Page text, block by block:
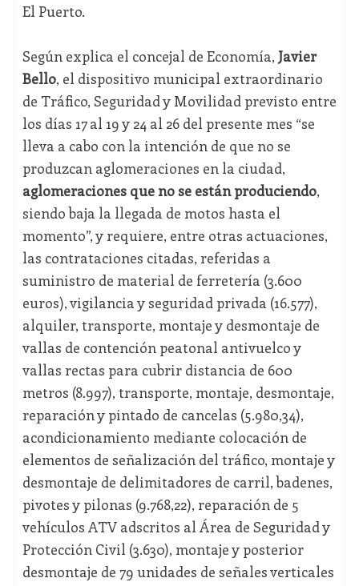
El Puerto.
Según explica el concejal de Economía, Javier
Bello, el dispositivo municipal extraordinario
de Tráfico, Seguridad y Movilidad previsto entre
los días 17 al 19 y 24 al 26 del presente mes “se
lleva a cabo con la intención de que no se
produzcan aglomeraciones en la ciudad,
aglomeraciones que no se están produciendo,
siendo baja la llegada de motos hasta el
momento”, y requiere, entre otras actuaciones,
las contrataciones citadas, referidas a
suministro de material de ferretería (3.600
euros), vigilancia y seguridad privada (16.577),
alquiler, transporte, montaje y desmontaje de
vallas de contención peatonal antivuelco y
vallas rectas para cubrir distancia de 600
metros (8.997), transporte, montaje, desmontaje,
reparación y pintado de cancelas (5.980,34),
acondicionamiento mediante colocación de
elementos de señalización del tráfico, montaje y
desmontaje de delimitadores de carril, badenes,
pivotes y pilonas (9.768,22), reparación de 5
vehículos ATV adscritos al Área de Seguridad y
Protección Civil (3.630), montaje y posterior
desmontaje de 79 unidades de señales verticales